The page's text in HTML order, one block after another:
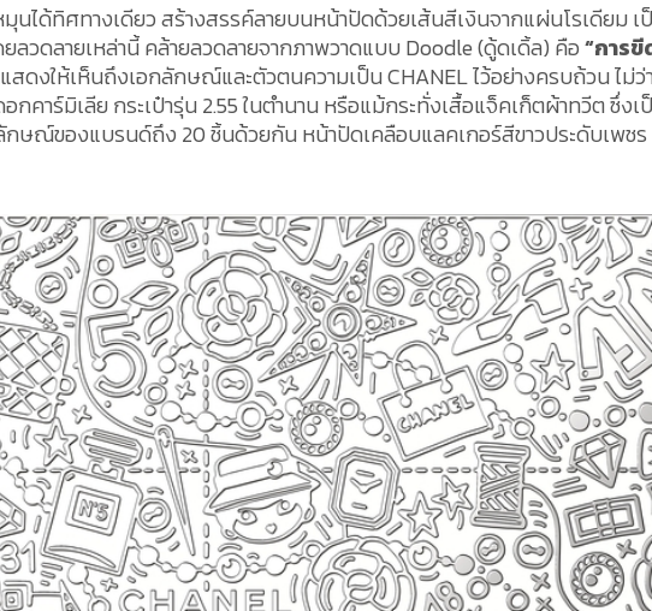
นได้ทิศทางเดียว สร้างสรรค์ลายบนหน้าปัดด้วยเส้นสีเงินจากแผ่นโรเดียม เ
ลวดลายเหล่านี้ คล้ายลวดลายจากภาพวาดแบบ Doodle (ดู้ดเดิ้ล) คือ“การขี
สดงให้เห็นถึงเอกลักษณ์และตัวตนความเป็น CHANEL ไว้อย่างครบถ้วน ไม่ว่
กคาร์มิเลีย กระเป๋ารุ่น 2.55 ในตำนาน หรือแม้กระทั่งเสื้อแจ็คเก็ตผ้าทวีต ซึ่งเ
กษณ์ของแบรนด์ถึง 20 ชิ้นด้วยกัน หน้าปัดเคลือบแลคเกอร์สีขาวประดับเพชร